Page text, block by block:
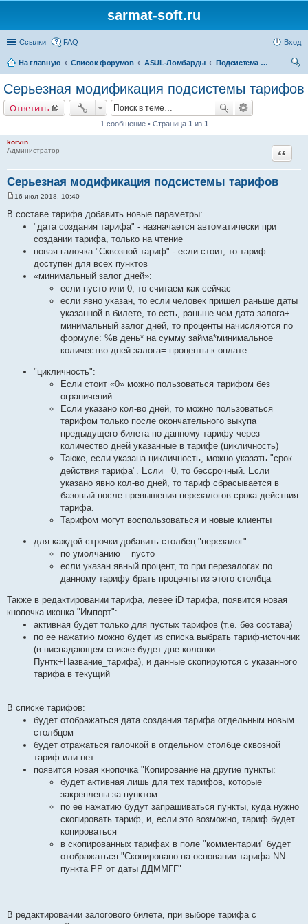
sarmat-soft.ru
Ссылки FAQ Вход
На главную Список форумов ASUL-Ломбарды
Подсистема работы с клиентами (CRM)
ск
Серьезная модификация подсистемы тарифов
Ответить
1 сообщение • Страница 1 из 1
korvin
Администратор
Серьезная модификация подсистемы тарифов
Цитата
о
16 июл 2018, 10:40
В составе тарифа добавить новые параметры:
"дата создания тарифа" - назначается автоматически при
создании тарифа, только на чтение
новая галочка "Сквозной тариф" - если стоит, то тариф
доступен для всех пунктов
«минимальный залог дней»:
если пусто или 0, то считаем как сейчас
если явно указан, то если человек пришел раньше даты
указанной в билете, то есть, раньше чем дата залога+
минимальный залог дней, то проценты начисляются по
формуле: %в день* на сумму займа*минимальное
количество дней залога= проценты к оплате.
"цикличность":
Если стоит «0» можно пользоваться тарифом без
ограничений
Если указано кол-во дней, то можно пользоваться
тарифом только после окончательного выкупа
предыдущего билета по данному тарифу через
количество дней указанные в тарифе (цикличность)
Также, если указана цикличность, можно указать "срок
действия тарифа". Если =0, то бессрочный. Если
указано явно кол-во дней, то тариф сбрасывается в
базовый после превышения перезалогов срока действия
тарифа.
Тарифом могут воспользоваться и новые клиенты
для каждой строчки добавить столбец "перезалог"
по умолчанию = пусто
если указан явный процент, то при перезалогах по
данному тарифу брать проценты из этого столбца
Также в редактировании тарифа, левее iD тарифа, появится новая
кнопочка-иконка "Импорт":
активная будет только для пустых тарифов (т.е. без состава)
по ее нажатию можно будет из списка выбрать тариф-источник
(в ниспадающем списке будет две колонки -
Пунтк+Название_тарифа), и данные скопируются с указанного
тарифа в текущий
В списке тарифов:
будет отображаться дата создания тарифа отдельным новым
столбцом
будет отражаться галочкой в отдельном столбце сквозной
тариф или нет
появится новая кнопочка "Копирование на другие пункты:
будет активная лишь для тех тарифов, которые
закреплены за пунктом
по ее нажатию будут запрашиваться пункты, куда нужно
скопировать тариф, и, если это возможно, тариф будет
копироваться
в скопированных тарифах в поле "комментарии" будет
отображаться "Скопировано на основании тарифа NN
пункта PP от даты ДДММГГ"
В редактировании залогового билета, при выборе тарифа с